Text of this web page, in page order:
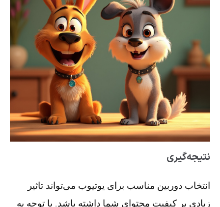
نتیجه‌گیری
انتخاب دوربین مناسب برای یوتیوب می‌تواند تاثیر
زیادی بر کیفیت محتوای شما داشته باشد. با توجه به